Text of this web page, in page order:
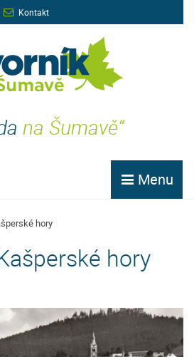
Kontakt
na Šumavě“
Menu
hory
hory